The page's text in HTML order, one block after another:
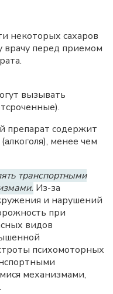
некоторых сахаров
врачу перед приемом
вызывать
препарат содержит
менее чем
транспортными
Из-за
и нарушений
при
видов
психомоторных
механизмами,